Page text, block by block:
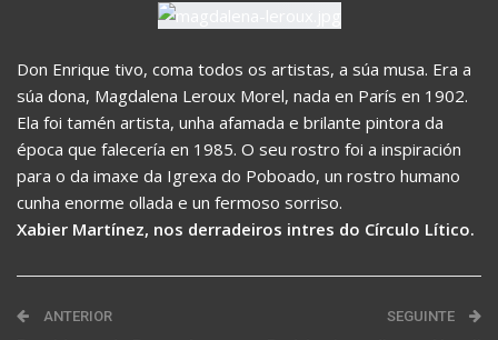
Don Enrique tivo, coma todos os artistas, a súa musa. Era a
súa dona, Magdalena Leroux Morel, nada en París en 1902.
Ela foi tamén artista, unha afamada e brilante pintora da
época que falecería en 1985. O seu rostro foi a inspiración
para o da imaxe da Igrexa do Poboado, un rostro humano
cunha enorme ollada e un fermoso sorriso.
Xabier Martínez, nos derradeiros intres do Círculo Lítico.
ANTERIOR SEGUINTE